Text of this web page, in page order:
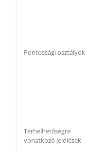
Pontossági osztályok
Terhelhetőségre
vonatkozó jelölések